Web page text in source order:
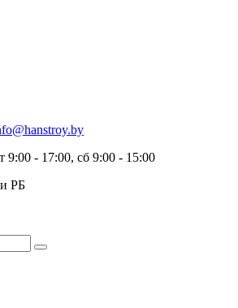
- 17:00, сб 9:00 - 15:00
РБ